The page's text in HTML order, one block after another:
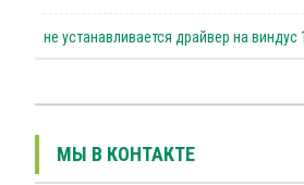
не устанавливается драйвер на виндус
МЫ В КОНТАКТЕ